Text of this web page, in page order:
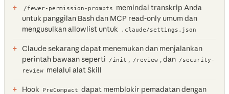
/fewer-permission-prompts
memindai transkrip Anda
untuk panggilan Bash dan MCP read-only umum dan
mengusulkan allowlist untuk
.claude/settings.json
Claude sekarang dapat menemukan dan menjalankan
perintah bawaan seperti
/init , /review , dan /security-
review melalui alat Skill
Hook PreCompact dapat memblokir pemadatan dengan